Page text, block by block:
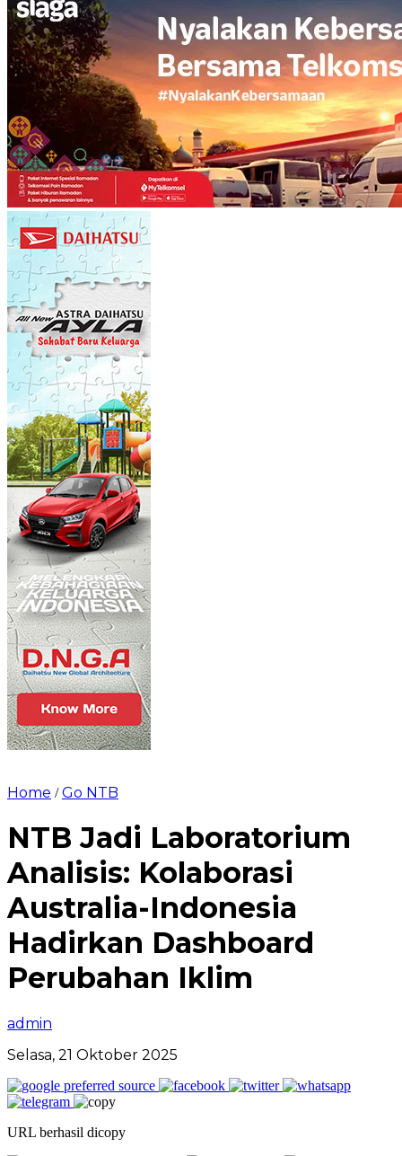
Home /Go NTB
NTB Jadi Laboratorium
Analisis: Kolaborasi
Australia-Indonesia
Hadirkan Dashboard
Perubahan Iklim
admin
Selasa, 21 Oktober 2025
URL berhasil dicopy